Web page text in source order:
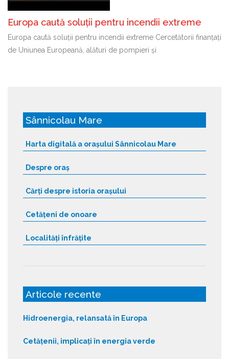
Europa caută soluții pentru incendii extreme
Europa caută soluții pentru incendii extreme Cercetătorii finanțați
de Uniunea Europeană, alături de pompieri și
Sânnicolau Mare
Harta digitală a orașului Sânnicolau Mare
Despre oraș
Cărți despre istoria orașului
Cetățeni de onoare
Localități înfrățite
Articole recente
Hidroenergia, relansată în Europa
Cetățenii, implicați în energia verde